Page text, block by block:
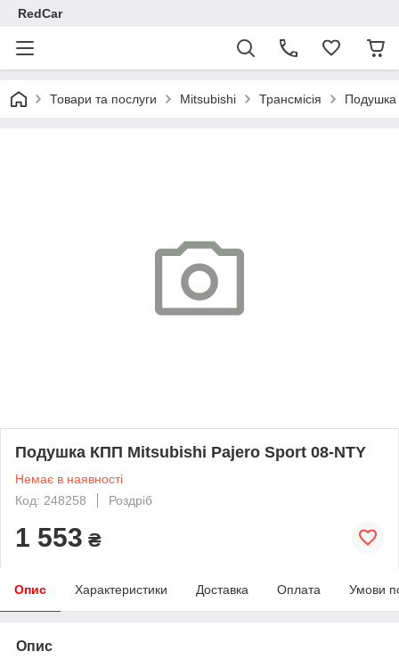
RedCar
Товари та послуги Mitsubishi Трансмісія
Подушка КПП Mitsubishi Pajero Sport 08-NTY
Немає в наявності
Код: 248258
Роздріб
1 553 ₴
Опис Характеристики Доставка Оплата Умови
Опис